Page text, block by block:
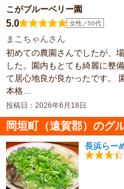
こがブルーベリー園
5.0 女性／50代
まこちゃんさん
初めての農園さんでしたが、
した。園内もとても綺麗に整
て居心地良が良かったです。
本格...
投稿日：2026年6月18日
岡垣町（遠賀郡）のグ
長浜らー